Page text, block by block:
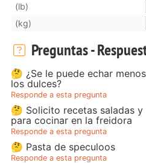
(lb)
(kg)
Preguntas -
🤔 ¿Se le puede echar
los dulces?
Responde a esta pregunta
🤔 Solicito recetas saladas y
para cocinar en la freidora
Responde a esta pregunta
🤔 Pasta de speculoos
Responde a esta pregunta